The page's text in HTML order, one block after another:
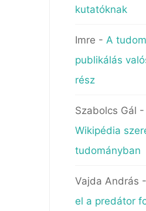
kutatóknak
Imre - A
publikálás
rész
Szabolcs Gál -
Wikipédia
tudományban
Vajda András -
el a predátor